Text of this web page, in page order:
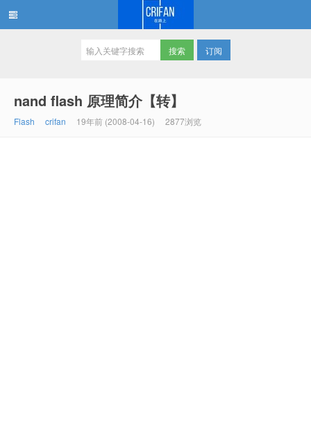
订阅
nand flash 原理简介【转】
Flash crifan 19年前 (2008-04-16) 2877浏览